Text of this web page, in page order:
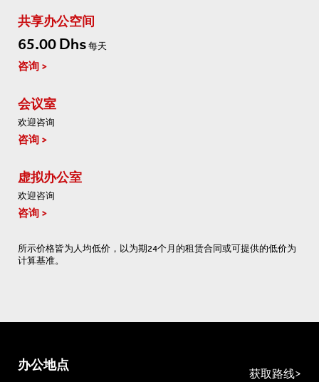
共享办公空间
65.00 Dhs 每天
咨询
会议室
欢迎咨询
咨询
虚拟办公室
欢迎咨询
咨询
所示价格皆为人均低价，以为期24个月的租赁合同或可提供的低价为
计算基准。
办公地点
获取路线